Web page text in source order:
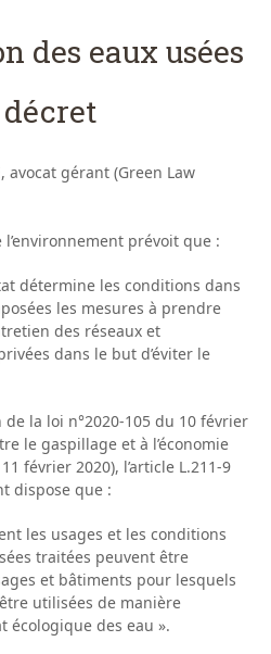
des eaux usées
avocat gérant (Green Law
l’environnement prévoit que :
détermine les conditions dans
les mesures à prendre
des réseaux et
dans le but d’éviter le
de la loi n°2020-105 du 10 février
le gaspillage et à l’économie
février 2020), l’article L.211-9
dispose que :
les usages et les conditions
traitées peuvent être
et bâtiments pour lesquels
utilisées de manière
écologique des eau ».